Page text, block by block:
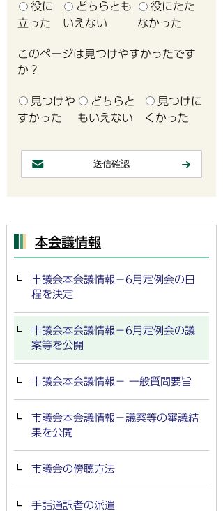
役に
立った
どちらとも
いえない
役にたた
なかった
このページは見つけやすかったです
か？
見つけや
すかった
どちらと
もいえない
見つけに
くかった
本会議情報
市議会本会議情報－6月定例会の日
程を決定
市議会本会議情報－6月定例会の議
案等を公開
市議会本会議情報－ 一般質問要旨
市議会本会議情報－議案等の審議結
果を公開
市議会の傍聴方法
手話通訳者の派遣